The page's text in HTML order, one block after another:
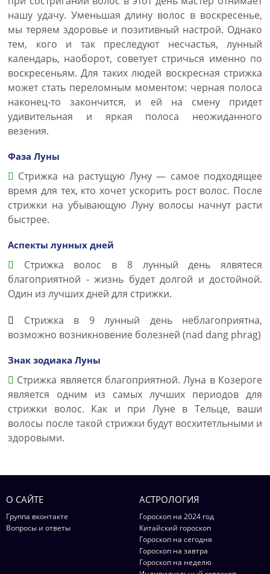
нашу удачу. Уменьшая длину волос в воскресенье,
мы теряем здоровье и позитивный настрой. Однако
тем, кого и так преследуют несчастья, лунный
календарь, наоборот, советует стричься именно по
воскресеньям. Для таких людей воскресная стрижка
может стать переломным моментом: черная полоса
наконец-то закончится, и ей на смену придет
удивительная и яркая полоса неожиданного
везения.
Фаза Луны
Стрижка на растущую Луну — самое подходящее
время для тех, кто хочет ускорить рост волос. После
стрижки на убывающую Луну волосы начнут расти
быстрее.
Аспекты лунных дней
Стрижка волос в 8 лунный день ялвятеся
благоприятной - жизнь будет долгой и достойной.
Один из лучших дней для стрижки.
Стрижка в 9 лунный день неблагоприятна,
возможно возникновение болезней (nad dang phrag)
Знак зодиака Луны
Стрижка является благоприятной. Луна в Козероге
является одним из самых лучших периодов для
стрижки волос. Как и при Луне в Тельце, ваши
волосы после такой стрижки будут восхитетльными и
здоровыми.
О САЙТЕ
Группа вконтакте
Вопросы и ответы
АСТРОЛОГИЯ
Гороскоп на 2024 год
Китайский гороскоп
Гороскоп на сегодня
Гороскоп на завтра
Гороскоп на неделю